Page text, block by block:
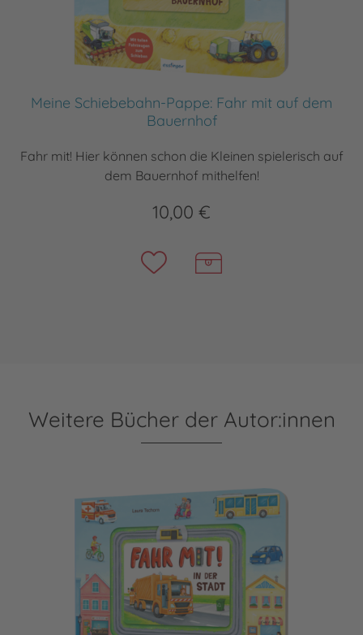
Meine Schiebebahn-Pappe: Fahr mit auf dem
Bauernhof
Fahr mit! Hier können schon die Kleinen spielerisch auf
dem Bauernhof mithelfen!
10,00 €
Weitere Bücher der Autor:innen
Meine Schiebebahn-Pappe: Fahr mit in der Stadt